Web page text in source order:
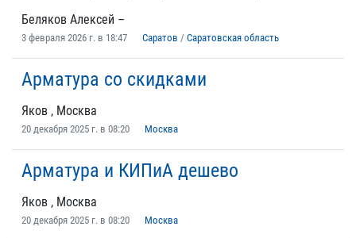
Беляков Алексей –
3 февраля 2026 г. в 18:47 Саратов / Саратовская область
Арматура со скидками
Яков , Москва
20 декабря 2025 г. в 08:20 Москва
Арматура и КИПиА дешево
Яков , Москва
20 декабря 2025 г. в 08:20 Москва